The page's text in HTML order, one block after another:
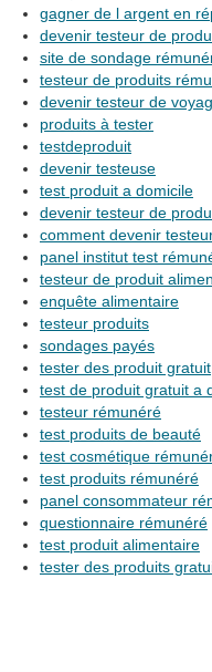
gagner de l argent en
devenir testeur de
site de sondage
testeur de produits
devenir testeur de
produits à tester
testdeproduit
devenir testeuse
test produit a domicile
devenir testeur de
comment devenir
panel institut test
testeur de produit
enquête alimentaire
testeur produits
sondages payés
tester des produit gratuit
test de produit gratuit a
testeur rémunéré
test produits de beauté
test cosmétique
test produits rémunéré
panel consommateur
questionnaire rémunéré
test produit alimentaire
tester des produits